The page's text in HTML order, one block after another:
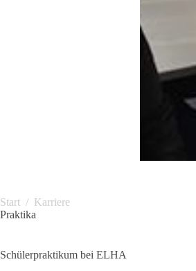
Start / Karriere
Praktika
Schülerpraktikum bei ELHA